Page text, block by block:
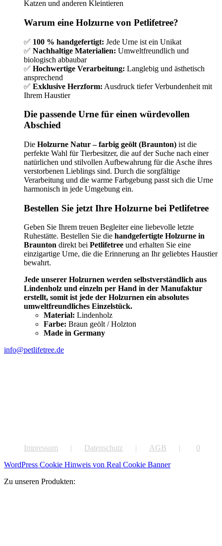
Katzen und anderen Kleintieren
Warum eine Holzurne von Petlifetree?
✅ 100 % handgefertigt: Jede Urne ist ein Unikat
✅ Nachhaltige Materialien: Umweltfreundlich und
biologisch abbaubar
✅ Hochwertige Verarbeitung: Langlebig und ästhetisch
ansprechend
✅ Exklusive Herzform: Ausdruck tiefer Verbundenheit mit
Ihrem Haustier
Die passende Urne für einen würdevollen
Abschied
Die Holzurne Natur – farbig geölt (Braunton) ist die
perfekte Wahl für Tierbesitzer, die auf der Suche nach einer
natürlichen und stilvollen Aufbewahrung für die Asche ihres
verstorbenen Lieblings sind. Durch die sorgfältige
Verarbeitung und die warme Farbgebung passt sich die Urne
harmonisch in jede Umgebung ein.
Bestellen Sie jetzt Ihre Holzurne bei Petlifetree
Geben Sie Ihrem treuen Begleiter eine liebevolle letzte
Ruhestätte. Bestellen Sie die handgefertigte Holzurne in
Braunton direkt bei Petlifetree und erhalten Sie eine
einzigartige Urne, die die Erinnerung an Ihr geliebtes Haustier
bewahrt.
Jede unserer Holzurnen werden selbstverständlich aus
Lindenholz und einzeln per Hand in der Manufaktur
erstellt, somit ist jede der Holzurnen ein absolutes
umweltfreundliches Einzelstück.
Material: Lindenholz
Farbe: Braun geölt / Holzton
Made in Germany
info@petlifetree.de
Impressum Datenschutz AGB
0
WordPress Cookie Hinweis von Real Cookie Banner
Zu unseren Produkten: